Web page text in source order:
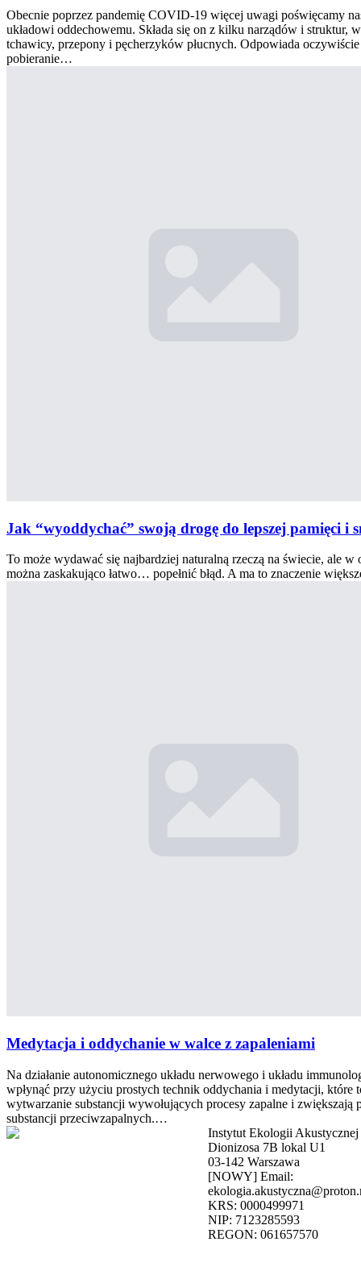
Obecnie poprzez pandemię COVID-19 więcej uwagi poświęcamy
układowi oddechowemu. Składa się on z kilku narządów i struktur,
tchawicy, przepony i pęcherzyków płucnych. Odpowiada oczywiście
pobieranie…
Jak “wyoddychać” swoją drogę do lepszej pamięci i
To może wydawać się najbardziej naturalną rzeczą na świecie, ale w
można zaskakująco łatwo… popełnić błąd. A ma to znaczenie
Medytacja i oddychanie w walce z zapaleniami
Na działanie autonomicznego układu nerwowego i układu
wpłynąć przy użyciu prostych technik oddychania i medytacji, które
wytwarzanie substancji wywołujących procesy zapalne i zwiększają
substancji przeciwzapalnych.…
Instytut Ekologii Akustycznej
Dionizosa 7B lokal U1
03-142 Warszawa
[NOWY] Email:
KRS: 0000499971
NIP: 7123285593
REGON: 061657570